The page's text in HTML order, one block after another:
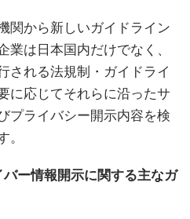
関から新しいガイドライン
業は日本国内だけでなく、
される法規制・ガイドライ
に応じてそれらに沿ったサ
プライバシー開示内容を検
。
ー情報開示に関する主なガ